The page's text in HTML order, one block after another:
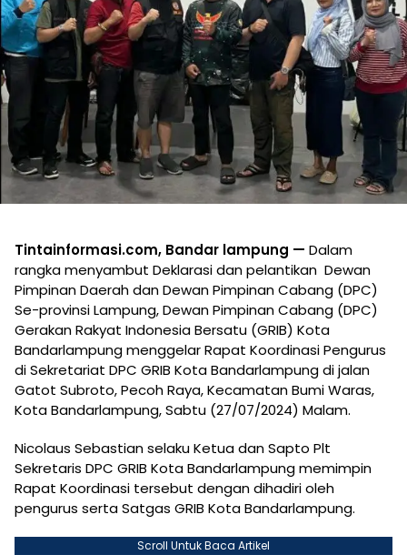
Tintainformasi.com, Bandar lampung — Dalam
rangka menyambut Deklarasi dan pelantikan Dewan
Pimpinan Daerah dan Dewan Pimpinan Cabang (DPC)
Se-provinsi Lampung, Dewan Pimpinan Cabang (DPC)
Gerakan Rakyat Indonesia Bersatu (GRIB) Kota
Bandarlampung menggelar Rapat Koordinasi Pengurus
di Sekretariat DPC GRIB Kota Bandarlampung di jalan
Gatot Subroto, Pecoh Raya, Kecamatan Bumi Waras,
Kota Bandarlampung, Sabtu (27/07/2024) Malam.
Nicolaus Sebastian selaku Ketua dan Sapto Plt
Sekretaris DPC GRIB Kota Bandarlampung memimpin
Rapat Koordinasi tersebut dengan dihadiri oleh
pengurus serta Satgas GRIB Kota Bandarlampung.
Scroll Untuk Baca Artikel